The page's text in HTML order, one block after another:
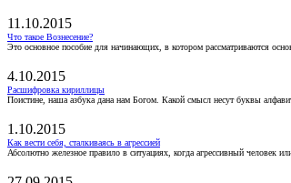
11.10.2015
Что такое Вознесение?
Это основное пособие для начинающих, в котором рассматриваются
4.10.2015
Расшифровка кириллицы
Поистине, наша азбука дана нам Богом. Какой смысл несут буквы
1.10.2015
Как вести себя, сталкиваясь в агрессией
Абсолютно железное правило в ситуациях, когда агрессивный человек